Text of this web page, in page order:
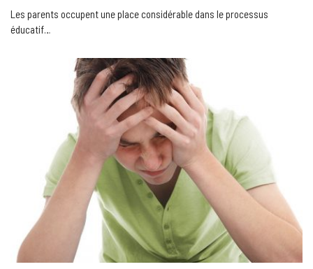
Les parents occupent une place considérable dans le processus
éducatif…